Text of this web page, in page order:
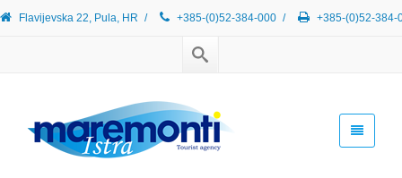
Flavijevska 22, Pula, HR / +385-(0)52-384-000 / +385-(0)52-